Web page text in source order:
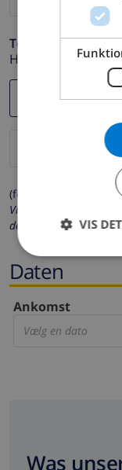
Telefon *
Hvis din e-mail
(felter markeret med
Vi beskytter dit
delt med andre.
Daten
Ankomst
Vælg en dato
Was
VIS